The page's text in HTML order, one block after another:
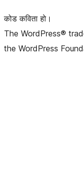
कोड कविता हो।
The WordPress®
the WordPress